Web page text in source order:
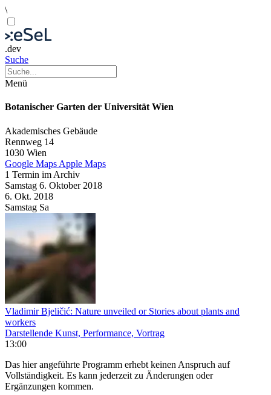
\
.dev
Suche
Menü
Botanischer Garten der Universität Wien
Akademisches Gebäude
Rennweg 14
1030 Wien
Google Maps Apple Maps
1 Termin im Archiv
Samstag 6. Oktober 2018
6. Okt. 2018
Samstag Sa
Vladimir Bjeličić: Nature unveiled or Stories about plants and
workers
Darstellende Kunst, Performance, Vortrag
13:00
Das hier angeführte Programm erhebt keinen Anspruch auf
Vollständigkeit. Es kann jederzeit zu Änderungen oder
Ergänzungen kommen.